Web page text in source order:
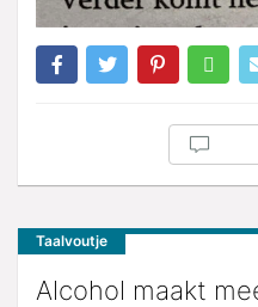
Taalvoutje
Alcohol maakt